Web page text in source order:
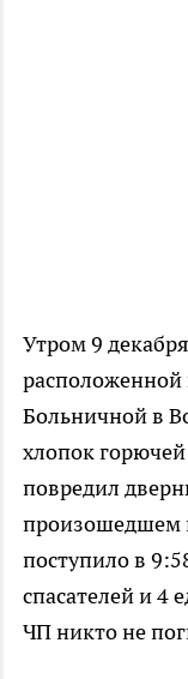
Утром 9
расположенной
Больничной в
хлопок
повредил
произошедшем
поступило в
спасателей и 4
ЧП никто не